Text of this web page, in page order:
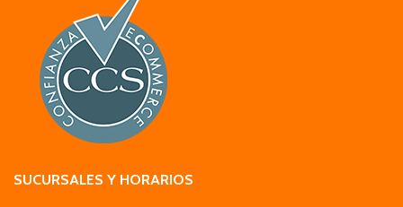
SUCURSALES Y HORARIOS